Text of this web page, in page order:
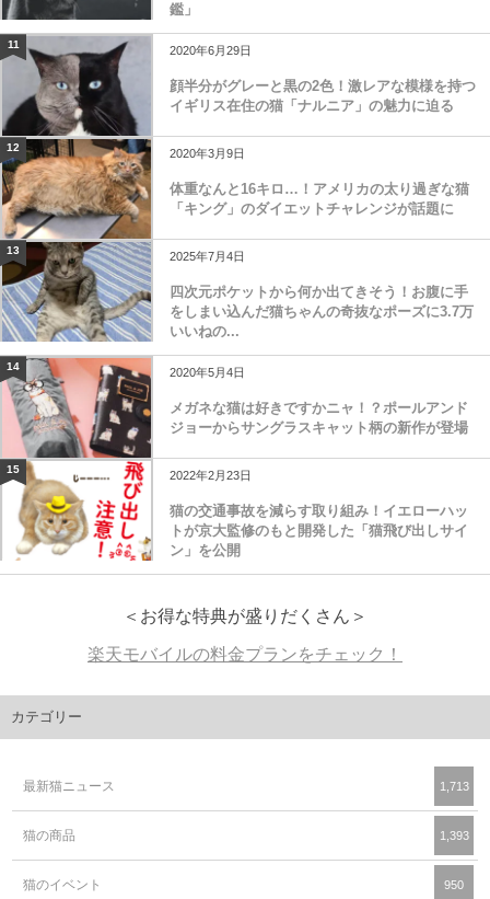
鑑」
11 2020年6月29日
顔半分がグレーと黒の2色！激レアな模様を持つ
イギリス在住の猫「ナルニア」の魅力に迫る
12 2020年3月9日
体重なんと16キロ…！アメリカの太り過ぎな猫
「キング」のダイエットチャレンジが話題に
13 2025年7月4日
四次元ポケットから何か出てきそう！お腹に手
をしまい込んだ猫ちゃんの奇抜なポーズに3.7万
いいねの...
14 2020年5月4日
メガネな猫は好きですかニャ！？ポールアンド
ジョーからサングラスキャット柄の新作が登場
15 2022年2月23日
猫の交通事故を減らす取り組み！イエローハッ
トが京大監修のもと開発した「猫飛び出しサイ
ン」を公開
＜お得な特典が盛りだくさん＞
楽天モバイルの料金プランをチェック！
カテゴリー
最新猫ニュース 1,713
猫の商品 1,393
猫のイベント 950